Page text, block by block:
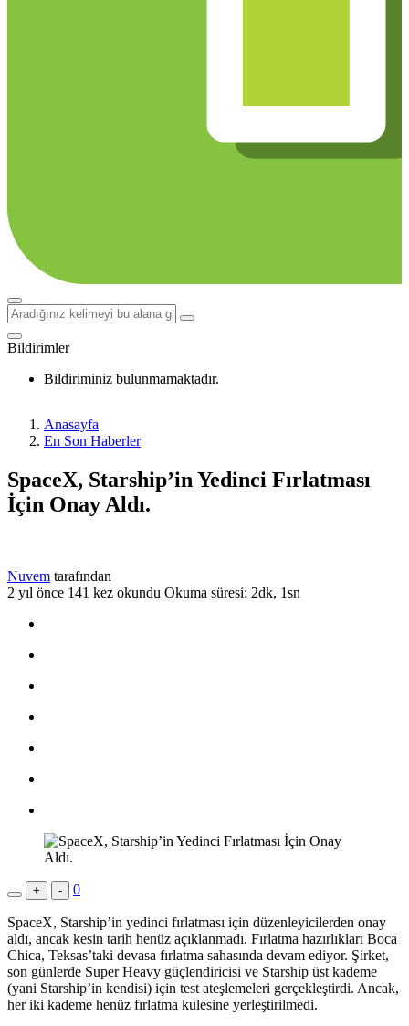
Bildirimler
Bildiriminiz bulunmamaktadır.
Anasayfa
En Son Haberler
SpaceX, Starship’in Yedinci Fırlatması
İçin Onay Aldı.
Nuvem tarafından
2 yıl önce 141 kez okundu Okuma süresi: 2dk, 1sn
+ - 0
SpaceX, Starship’in yedinci fırlatması için düzenleyicilerden onay
aldı, ancak kesin tarih henüz açıklanmadı. Fırlatma hazırlıkları Boca
Chica, Teksas’taki devasa fırlatma sahasında devam ediyor. Şirket,
son günlerde Super Heavy güçlendiricisi ve Starship üst kademe
(yani Starship’in kendisi) için test ateşlemeleri gerçekleştirdi. Ancak,
her iki kademe henüz fırlatma kulesine yerleştirilmedi.